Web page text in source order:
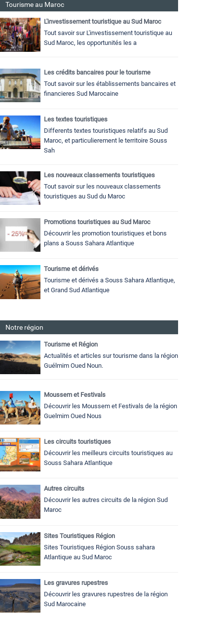
Tourisme au Maroc
L'investissement touristique au Sud Maroc
Tout savoir sur L'investissement touristique au
Sud Maroc, les opportunités les a
Les crédits bancaires pour le tourisme
Tout savoir sur les établissements bancaires et
financieres Sud Marocaine
Les textes touristiques
Differents textes touristiques relatifs au Sud
Maroc, et particulierement le territoire Souss
Sah
Les nouveaux classements touristiques
Tout savoir sur les nouveaux classements
touristiques au Sud du Maroc
Promotions touristiques au Sud Maroc
Découvrir les promotion touristiques et bons
plans a Souss Sahara Atlantique
Tourisme et dérivés
Tourisme et dérivés a Souss Sahara Atlantique,
et Grand Sud Atlantique
Notre région
Tourisme et Région
Actualités et articles sur tourisme dans la région
Guélmim Oued Noun.
Moussem et Festivals
Découvrir les Moussem et Festivals de la région
Guelmim Oued Nous
Les circuits touristiques
Découvrir les meilleurs circuits touristiques au
Souss Sahara Atlantique
Autres circuits
Découvrir les autres circuits de la région Sud
Maroc
Sites Touristiques Région
Sites Touristiques Région Souss sahara
Atlantique au Sud Maroc
Les gravures rupestres
Découvrir les gravures rupestres de la région
Sud Marocaine